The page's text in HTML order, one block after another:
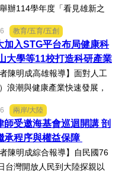
辦114學年度「看見雄新之
片競賽，中山工商商業經營
專班學生囊括高中職組前三
校長表示，來自泰國、印尼
，以異國的獨特視...
教育/五育/五創
加入STG平台布局健康科
大學等11校打造科研產業
者陳明成高雄報導】面對人工
浪潮與健康產業快速發展，
大學領軍成立的「STG南臺
化平台」，再擴大跨校科研
與輔英科技大學簽署合作備
），並共同為「廠...
兩岸/大陸
師受邀海基會巡迴開講 剖
承程序與權益保障
者陳明成綜合報導】自民國76
台灣開放人民到大陸探親以